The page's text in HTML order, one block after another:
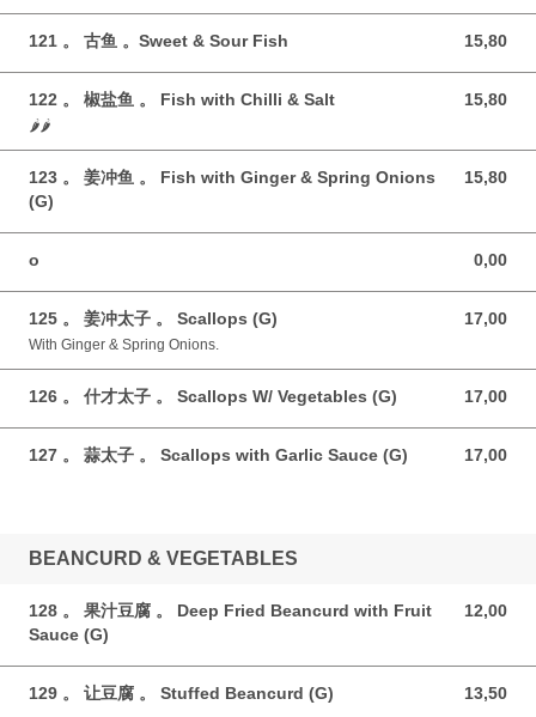
121 。 古鱼 。Sweet & Sour Fish 15,80
15,80 GBP
122 。 椒盐鱼 。 Fish with Chilli & Salt 15,80
15,80 GBP
🌶️🌶️
123 。 姜冲鱼 。 Fish with‎ Ginger & Spring Onions
(G)
15,80
15,80 GBP
o 0,00
0,00 GBP
125 。 姜冲太子 。 Scallops (G) 17,00
17,00 GBP
With Ginger & Spring Onions.
126 。 什才太子 。 Scallops W/ Vegetables (G) 17,00
17,00 GBP
127 。 蒜太子 。 Scallops with Garlic Sauce (G) 17,00
17,00 GBP
BEANCURD & VEGETABLES
128 。 果汁豆腐 。 Deep Fried Beancurd with Fruit
Sauce (G)
12,00
12,00 GBP
129 。 让豆腐 。 Stuffed Beancurd (G) 13,50
13,50 GBP